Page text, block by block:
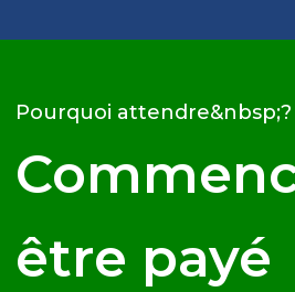
Pourquoi attendre&nbsp;?
être payé